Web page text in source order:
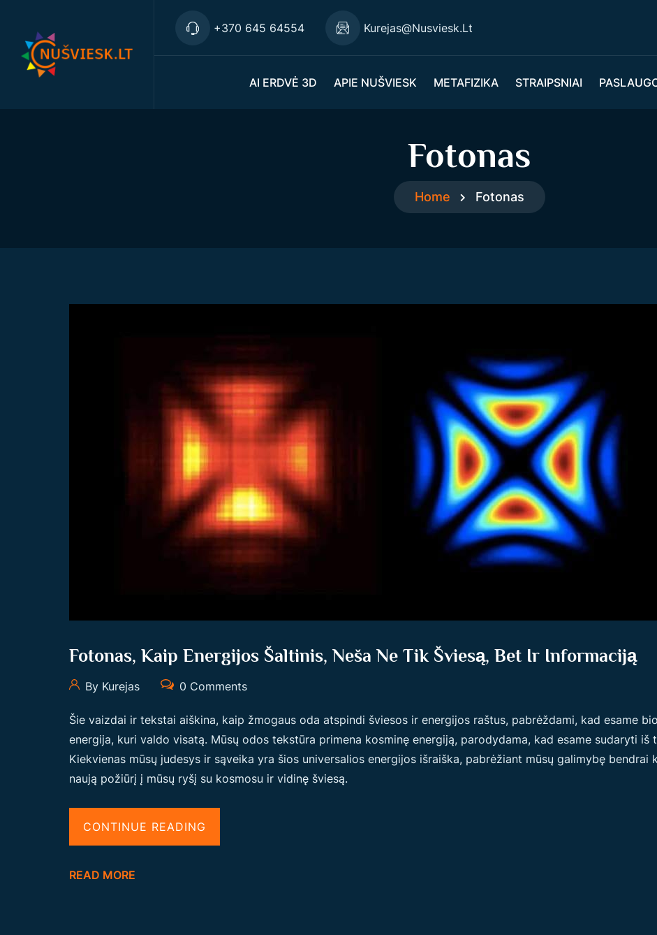
+370 645 64554 Kurejas@nusviesk.lt
AI ERDVĖ 3D APIE NUŠVIESK METAFIZIKA STRAIPSNIAI
Fotonas
Home Fotonas
Fotonas, Kaip Energijos Šaltinis, Neša Ne Tik Šviesą, Bet Ir Informaciją
By Kurejas 0 Comments
Šie vaizdai ir tekstai aiškina, kaip žmogaus oda atspindi šviesos ir energijos raštus, pabrėždami, kad esame
energija, kuri valdo visatą. Mūsų odos tekstūra primena kosminę energiją, parodydama, kad esame sudaryti
Kiekvienas mūsų judesys ir sąveika yra šios universalios energijos išraiška, pabrėžiant mūsų galimybę
naują požiūrį į mūsų ryšį su kosmosu ir vidinę šviesą.
CONTINUE READING
F
READ MORE